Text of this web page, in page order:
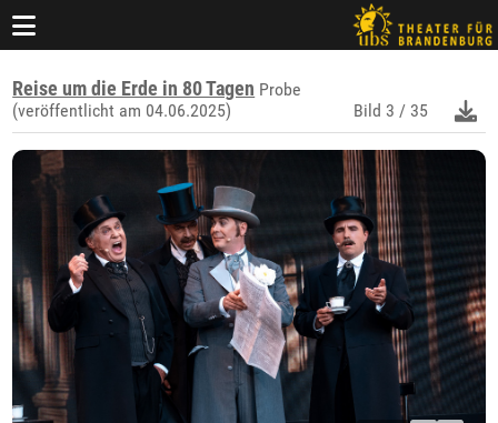
Reise um die Erde in 80 Tagen Probe
(veröffentlicht am 04.06.2025)
Bild 3 / 35